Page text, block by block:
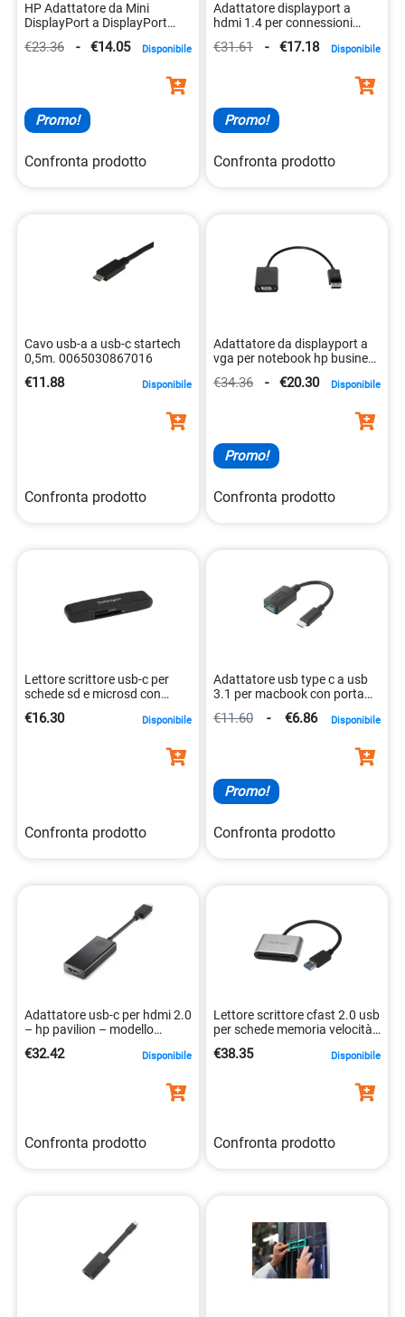
HP Adattatore da Mini
DisplayPort a DisplayPort
€23.36 - €14.05 Disponibile
Promo!
Confronta prodotto
Adattatore displayport a
hdmi 1.4 per connessioni
€31.61 - €17.18 Disponibile
Promo!
Confronta prodotto
Cavo usb-a a usb-c startech
0,5m. 0065030867016
€11.88 Disponibile
Confronta prodotto
Adattatore da displayport a
vga per notebook hp business
€34.36 - €20.30 Disponibile
Promo!
Confronta prodotto
Lettore scrittore usb-c per
schede sd e microsd con
0065030868181
€16.30 Disponibile
Confronta prodotto
Adattatore usb type c a usb
3.1 per macbook con porta
€11.60 - €6.86 Disponibile
Promo!
Confronta prodotto
Adattatore usb-c per hdmi 2.0
– hp pavilion – modello
€32.42 Disponibile
Confronta prodotto
Lettore scrittore cfast 2.0 usb
per schede memoria velocità
€38.35 Disponibile
Confronta prodotto